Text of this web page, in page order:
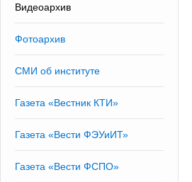
Видеоархив
Фотоархив
СМИ об институте
Газета «Вестник КТИ»
Газета «Вести ФЭУиИТ»
Газета «Вести ФСПО»